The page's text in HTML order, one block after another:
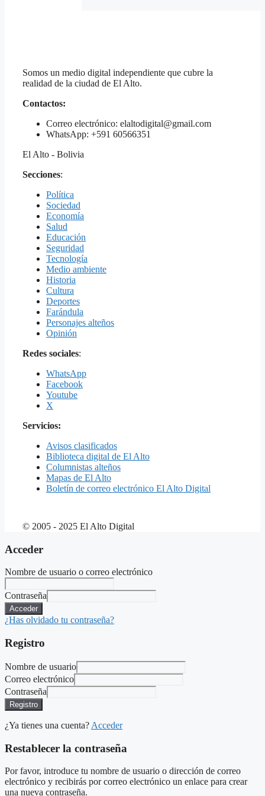
Somos un medio digital independiente que cubre la
realidad de la ciudad de El Alto.
Contactos:
Correo electrónico: elaltodigital@gmail.com
WhatsApp: +591 60566351
El Alto - Bolivia
Secciones:
Política
Sociedad
Economía
Salud
Educación
Seguridad
Tecnología
Medio ambiente
Historia
Cultura
Deportes
Farándula
Personajes alteños
Opinión
Redes sociales:
WhatsApp
Facebook
Youtube
X
Servicios:
Avisos clasificados
Biblioteca digital de El Alto
Columnistas alteños
Mapas de El Alto
Boletín de correo electrónico El Alto Digital
© 2005 - 2025 El Alto Digital
Acceder
Nombre de usuario o correo electrónico
Contraseña
Acceder
¿Has olvidado tu contraseña?
Registro
Nombre de usuario
Correo electrónico
Contraseña
Registro
¿Ya tienes una cuenta? Acceder
Restablecer la contraseña
Por favor, introduce tu nombre de usuario o dirección de correo
electrónico y recibirás por correo electrónico un enlace para crear
una nueva contraseña.